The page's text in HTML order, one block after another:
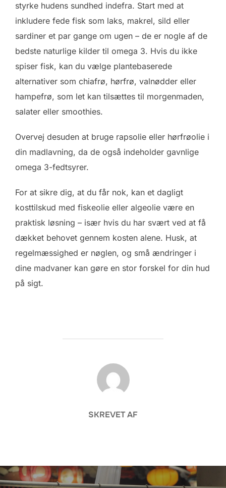
styrke hudens sundhed indefra. Start med at
inkludere fede fisk som laks, makrel, sild eller
sardiner et par gange om ugen – de er nogle af de
bedste naturlige kilder til omega 3. Hvis du ikke
spiser fisk, kan du vælge plantebaserede
alternativer som chiafrø, hørfrø, valnødder eller
hampefrø, som let kan tilsættes til morgenmaden,
salater eller smoothies.
Overvej desuden at bruge rapsolie eller hørfrøolie i
din madlavning, da de også indeholder gavnlige
omega 3-fedtsyrer.
For at sikre dig, at du får nok, kan et dagligt
kosttilskud med fiskeolie eller algeolie være en
praktisk løsning – især hvis du har svært ved at få
dækket behovet gennem kosten alene. Husk, at
regelmæssighed er nøglen, og små ændringer i
dine madvaner kan gøre en stor forskel for din hud
på sigt.
FORFATTER
SKREVET AF
Indlægsnavigation